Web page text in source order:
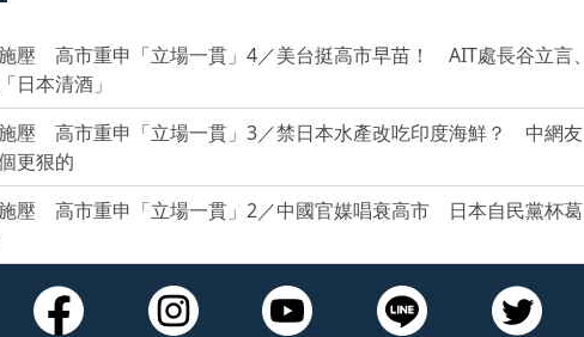
壓 高市重申「立場一貫」4／美台挺高市早苗！ AIT處長谷立言、
日本清酒」
壓 高市重申「立場一貫」3／禁日本水產改吃印度海鮮？ 中網友
更狠的
壓 高市重申「立場一貫」2／中國官媒唱衰高市 日本自民黨杯葛